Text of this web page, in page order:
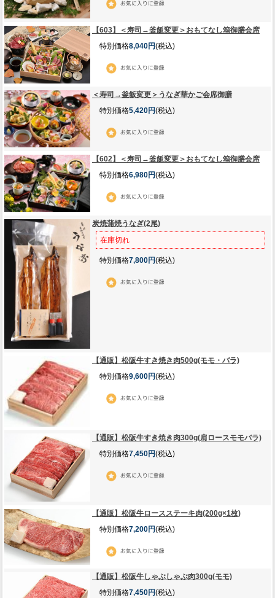
【603】＜寿司→釜飯変更＞おもてなし箱御膳会席
特別価格8,040円(税込)
＜寿司→釜飯変更＞うなぎ華かご会席御膳
特別価格5,420円(税込)
【602】＜寿司→釜飯変更＞おもてなし箱御膳会席
特別価格6,980円(税込)
炭焼蒲焼うなぎ(2尾)
在庫切れ
特別価格7,800円(税込)
【通販】松阪牛すき焼き肉500g(モモ・バラ)
特別価格9,600円(税込)
【通販】松阪牛すき焼き肉300g(肩ロースモモバラ)
特別価格7,450円(税込)
【通販】松阪牛ロースステーキ肉(200g×1枚)
特別価格7,200円(税込)
【通販】松阪牛しゃぶしゃぶ肉300g(モモ)
特別価格7,450円(税込)